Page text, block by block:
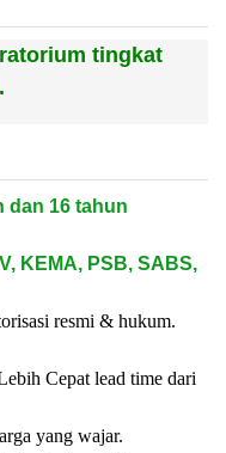
tingkat
dan 16 tahun
KEMA, PSB, SABS,
resmi & hukum.
Cepat lead time dari
yang wajar.